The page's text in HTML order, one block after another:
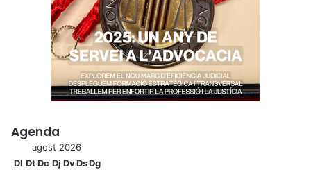
Agenda
agost 2026
Dl DtDc Dj DvDsDg